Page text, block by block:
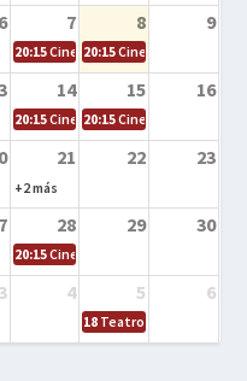
6 7 8 9
20:15Cine en la calle – El niño y la
20:15Cine en la calle –
14 15 16
20:15Cine en la calle – Tortugas
20:15Cine en la calle –
21 22 23
+2 más
28 29 30
20:15Cine en el calle – Tintín y el
3 4 5 6
18 Teatro – Tres